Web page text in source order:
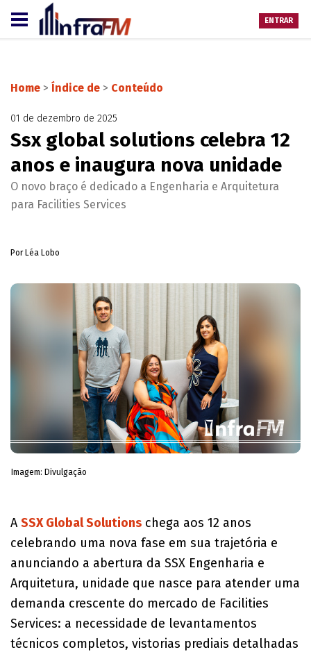
ENTRAR
Home > Índice de > Conteúdo
01 de dezembro de 2025
Ssx global solutions celebra 12
anos e inaugura nova unidade
O novo braço é dedicado a Engenharia e Arquitetura
para Facilities Services
Por Léa Lobo
Imagem: Divulgação
A SSX Global Solutions chega aos 12 anos
celebrando uma nova fase em sua trajetória e
anunciando a abertura da SSX Engenharia e
Arquitetura, unidade que nasce para atender uma
demanda crescente do mercado de Facilities
Services: a necessidade de levantamentos
técnicos completos, vistorias prediais detalhadas